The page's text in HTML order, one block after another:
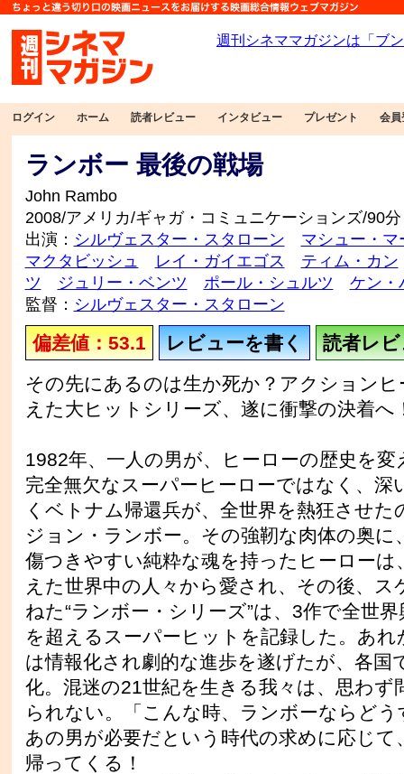
ログイン ホーム 読者レビュー インタビュー プレゼント 会員
ランボー 最後の戦場
John Rambo
2008/アメリカ/ギャガ・コミュニケーションズ/90分
出演： シルヴェスター・スタローン
マシュー・マ
マクタビッシュ
レイ・ガイエゴス
ティム・カン
ツ
ジュリー・ベンツ ポール・シュルツ
ケン・
監督： シルヴェスター・スタローン
偏差値：53.1 レビューを書く
読者レ
その先にあるのは生か死か？アクションヒ
えた大ヒットシリーズ、遂に衝撃の決着へ
1982年、一人の男が、ヒーローの歴史を
完全無欠なスーパーヒーローではなく、深
くベトナム帰還兵が、全世界を熱狂させた
ジョン・ランボー。その強靭な肉体の奥に
傷つきやすい純粋な魂を持ったヒーローは
えた世界中の人々から愛され、その後、ス
ねた“ランボー・シリーズ”は、3作で全世
を超えるスーパーヒットを記録した。あれ
は情報化され劇的な進歩を遂げたが、各国
化。混迷の21世紀を生きる我々は、思わず
られない。「こんな時、ランボーならど
あの男が必要だという時代の求めに応じて
帰ってくる！